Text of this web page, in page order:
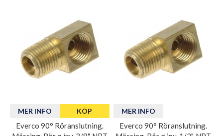
MER INFO KÖP
Everco 90° Röranslutning.
MER INFO
Everco 90° Röranslutning.